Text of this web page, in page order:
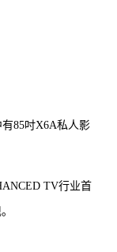
85吋X6A私人影
TV行业首